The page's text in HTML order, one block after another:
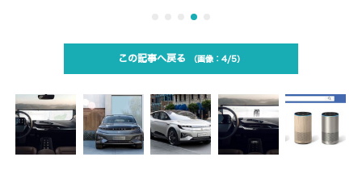
この記事へ戻る 4/5